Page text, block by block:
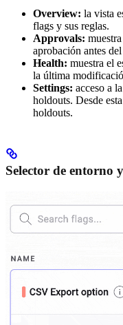
Overview: la vista
flags y sus reglas.
Approvals:
aprobación antes
Health: muestra el
la última
Settings: acceso a
holdouts. Desde
holdouts.
Selector de entorno